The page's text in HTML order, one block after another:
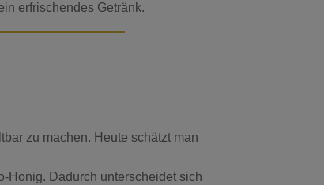
erfrischendes Getränk.
zu machen. Heute schätzt man
Honig. Dadurch unterscheidet sich